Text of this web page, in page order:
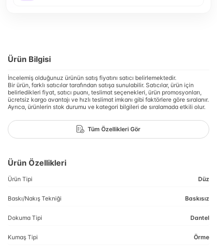
Ürün Bilgisi
İncelemiş olduğunuz ürünün satış fiyatını satıcı belirlemektedir.
Bir ürün, farklı satıcılar tarafından satışa sunulabilir. Satıcılar, ürün için
belirledikleri fiyat, satıcı puanı, teslimat seçenekleri, ürün promosyonları,
ücretsiz kargo avantajı ve hızlı teslimat imkanı gibi faktörlere göre sıralanır.
Ayrıca, ürünlerin stok durumu ve kategori bilgileri de sıralamada etkili olur.
Tüm Özellikleri Gör
Ürün Özellikleri
Ürün Tipi Düz
Baskı/Nakış Tekniği Baskısız
Dokuma Tipi Dantel
Kumaş Tipi Örme